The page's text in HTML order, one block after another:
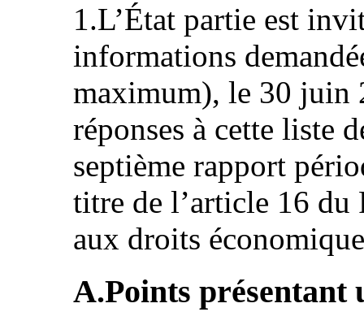
1.L’État partie est
informations
maximum), le 30 juin
réponses à cette liste
septième rapport
titre de l’article 16
aux droits
A.Points